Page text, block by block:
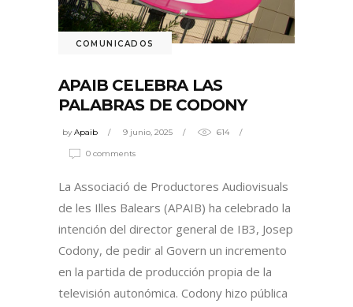
COMUNICADOS
APAIB CELEBRA LAS
PALABRAS DE CODONY
byApaib 9 junio, 2025 614
0 comments
La Associació de Productores Audiovisuals
de les Illes Balears (APAIB) ha celebrado la
intención del director general de IB3, Josep
Codony, de pedir al Govern un incremento
en la partida de producción propia de la
televisión autonómica. Codony hizo pública